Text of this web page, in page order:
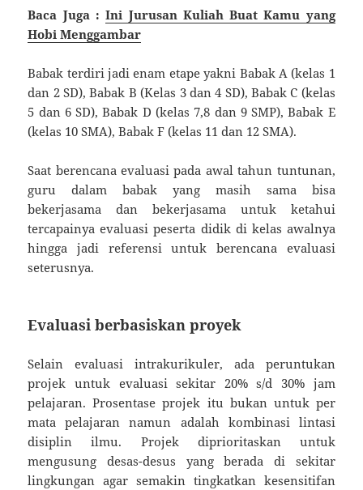
Baca Juga :Ini Jurusan Kuliah Buat Kamu yang
Hobi Menggambar
Babak terdiri jadi enam etape yakni Babak A (kelas 1
dan 2 SD), Babak B (Kelas 3 dan 4 SD), Babak C (kelas
5 dan 6 SD), Babak D (kelas 7,8 dan 9 SMP), Babak E
(kelas 10 SMA), Babak F (kelas 11 dan 12 SMA).
Saat berencana evaluasi pada awal tahun tuntunan,
guru dalam babak yang masih sama bisa
bekerjasama dan bekerjasama untuk ketahui
tercapainya evaluasi peserta didik di kelas awalnya
hingga jadi referensi untuk berencana evaluasi
seterusnya.
Evaluasi berbasiskan proyek
Selain evaluasi intrakurikuler, ada peruntukan
projek untuk evaluasi sekitar 20% s/d 30% jam
pelajaran. Prosentase projek itu bukan untuk per
mata pelajaran namun adalah kombinasi lintasi
disiplin ilmu. Projek diprioritaskan untuk
mengusung desas-desus yang berada di sekitar
lingkungan agar semakin tingkatkan kesensitifan